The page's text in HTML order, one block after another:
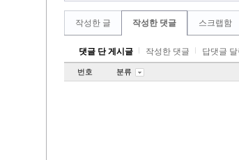
작성한 글 작성한 댓글 스크랩함
댓글 단 게시글 작성한 댓글 답댓글
번호 분류